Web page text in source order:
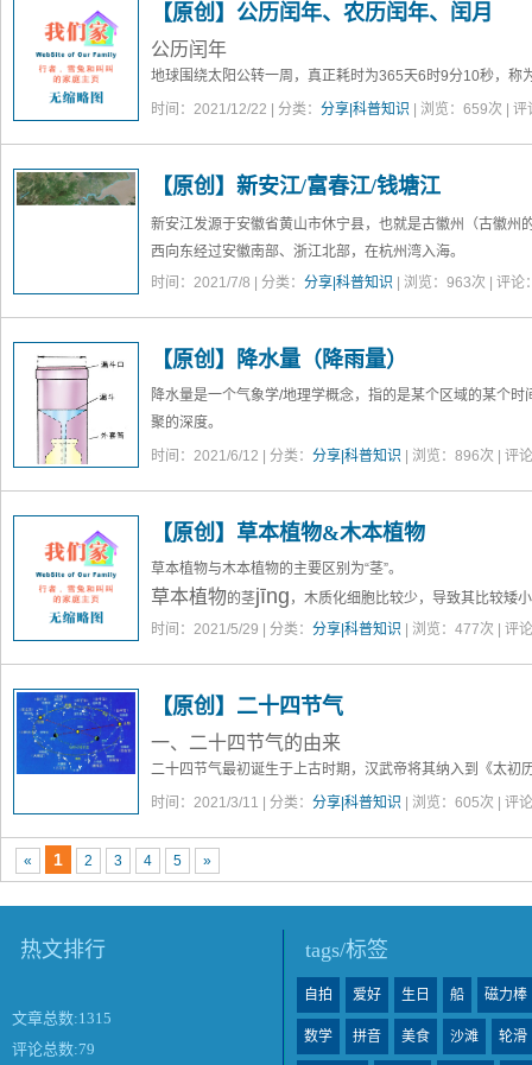
【原创】公历闰年、农历闰年、闰月
公历闰年
地球围绕太阳公转一周，真正耗时为365天6时9分10秒，称
（整），每过几年，就会累计出来一整天的“误差”。为了弥
时间：2021/12/22 | 分类： 分享|科普知识 | 浏览： 659次 | 评
【原创】新安江/富春江/钱塘江
新安江发源于安徽省黄山市休宁县，也就是古徽州
（古徽州
西向东经过安徽南部、浙江北部，在杭州湾入海。
时间：2021/7/8 | 分类： 分享|科普知识 | 浏览： 963次 | 评论
【原创】降水量（降雨量）
降水量是一个气象学/地理学概念，指的是某个区域的某个时
聚的深度。
需要特别说明的有：1、包括液态的降水（雨），也包括 固态
工渠道等等）流失到其它地方的水。
时间：2021/6/12 | 分类： 分享|科普知识 | 浏览： 896次 | 评
【原创】草本植物&木本植物
草本植物与木本植物的主要区别为“茎”。
草本植物的茎jīng ，木质化细胞比较少，导致其比较矮
liǎo ，其地面以上部分或整体会死亡。草本植物也有部分
时间：2021/5/29 | 分类： 分享|科普知识 | 浏览： 477次 | 评
【原创】二十四节气
一、二十四节气的由来
二十四节气最初诞生于上古时期，汉武帝将其纳入到《太初
成部分。
候 的变化，故称之为“节气”。最初，二十四节气主要用于指
得农历从早期的阴历（以月亮运行周期为准）升级为阴阳合
整年运行位置为基准的。
时间：2021/3/11 | 分类： 分享|科普知识 | 浏览： 605次 | 评
« 1 2 3 4 5 »
热文排行
文章总数:1315
评论总数:79
tags/标签
自拍 爱好 生日 船 磁力棒
数学 拼音 美食 沙滩 轮滑